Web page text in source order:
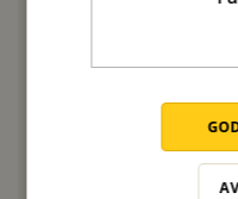
ingredienslistan.
uppmärksammade
vännerna på Zeta